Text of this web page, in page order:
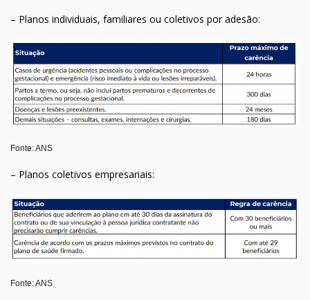
– Planos individuais, familiares ou coletivos por adesão:
Fonte: ANS
– Planos coletivos empresariais:
Fonte: ANS